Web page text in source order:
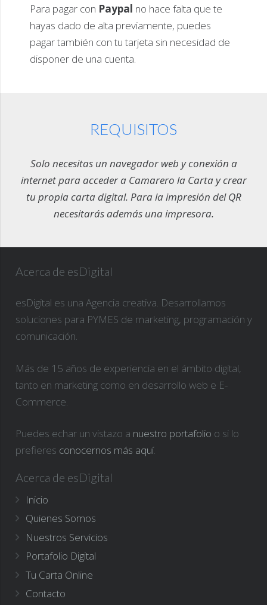
Para pagar con Paypal no hace falta que te
hayas dado de alta previamente, puedes
pagar también con tu tarjeta sin necesidad de
disponer de una cuenta.
REQUISITOS
Solo necesitas un navegador web y conexión a
internet para acceder a Camarero la Carta y crear
tu propia carta digital. Para la impresión del QR
necesitarás además una impresora.
Acerca de esDigital
esDigital es una Agencia creativa. Desarrollamos
soluciones para PYMES de marketing, programación y
comunicación.
Más de 15 años de experiencia en el ámbito digital,
tanto en marketing como en desarrollo web e E-
Commerce.
Puedes echar un vistazo a nuestro portafolio o si lo
prefieres conocernos más aquí.
Acerca de esDigital
Inicio
Quienes Somos
Nuestros Servicios
Portafolio Digital
Tu Carta Online
Contacto